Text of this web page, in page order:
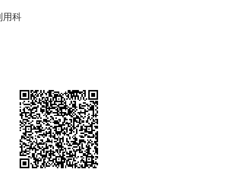
利用科